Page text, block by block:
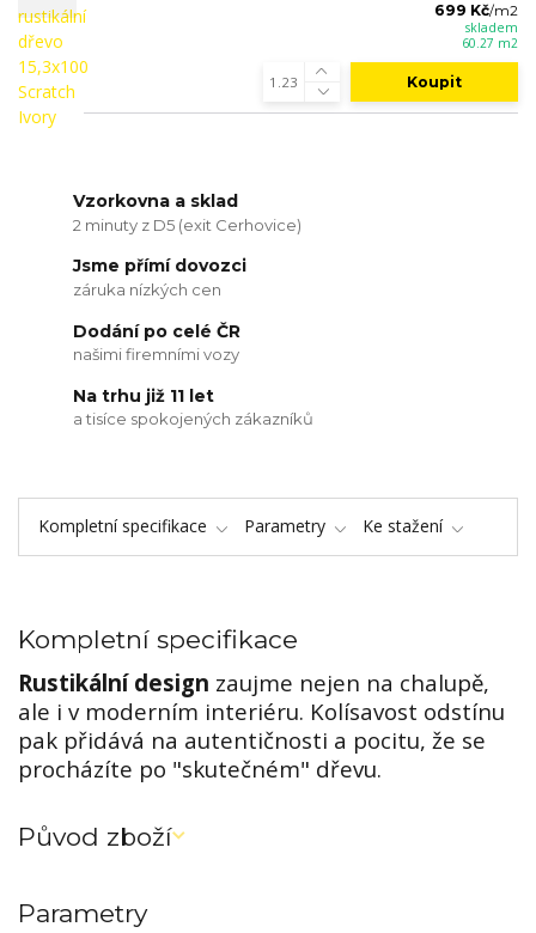
699 Kč/m2
skladem
60.27 m2
Koupit
Vzorkovna a sklad
2 minuty z D5 (exit Cerhovice)
Jsme přímí dovozci
záruka nízkých cen
Dodání po celé ČR
našimi firemními vozy
Na trhu již 11 let
a tisíce spokojených zákazníků
Kompletní specifikace Parametry Ke stažení
Kompletní specifikace
Rustikální design zaujme nejen na chalupě,
ale i v moderním interiéru. Kolísavost odstínu
pak přidává na autentičnosti a pocitu, že se
procházíte po "skutečném" dřevu.
Původ zboží
Parametry